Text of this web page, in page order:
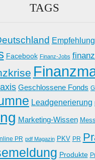
TAGS
Facebook Finanz-Jobs
Geschlossene Fonds
Leadgenerierung
Marketing-Wissen
PR pdf Magazin PKV PR
Produkte